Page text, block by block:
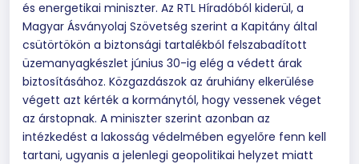
és energetikai miniszter. Az RTL Híradóból kiderül, a
Magyar Ásványolaj Szövetség szerint a Kapitány által
csütörtökön a biztonsági tartalékból felszabadított
üzemanyagkészlet június 30-ig elég a védett árak
biztosításához. Közgazdászok az áruhiány elkerülése
végett azt kérték a kormánytól, hogy vessenek véget
az árstopnak. A miniszter szerint azonban az
intézkedést a lakosság védelmében egyelőre fenn kell
tartani, ugyanis a jelenlegi geopolitikai helyzet miatt